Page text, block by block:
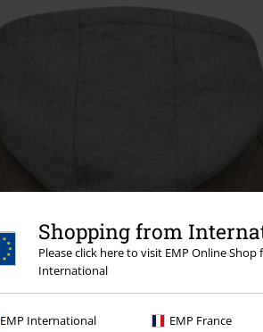
Shopping from
Please click here to visit EMP Online
International
EMP International EMP France